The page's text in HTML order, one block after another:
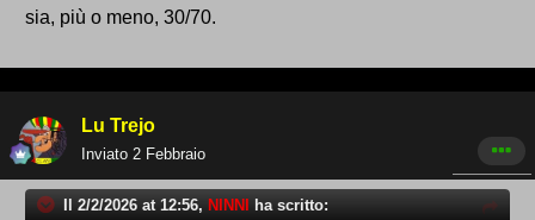
sia, più o meno, 30/70.
Lu Trejo
Inviato 2 Febbraio
Il 2/2/2026 at 12:56, NINNI ha scritto: